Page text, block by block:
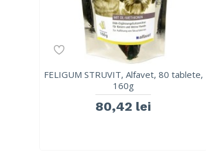
FELIGUM STRUVIT, Alfavet, 80 tablete,
160g
80,42 lei